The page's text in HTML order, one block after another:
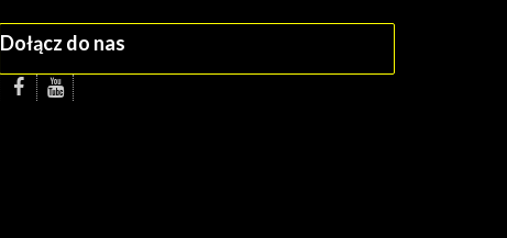
Dołącz do nas